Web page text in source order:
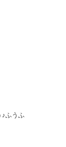
♪ふうふ